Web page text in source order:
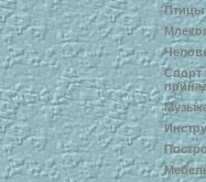
Птицы
Спорт